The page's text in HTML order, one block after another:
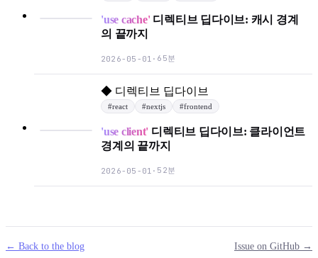
'use cache' 디렉티브 딥다이브: 캐시 경계
의 끝까지
2026-05-01 · 65분
◆ 디렉티브 딥다이브
#react #nextjs #frontend
'use client' 디렉티브 딥다이브: 클라이언트
경계의 끝까지
2026-05-01 · 52분
← Back to the blog Issue on GitHub →